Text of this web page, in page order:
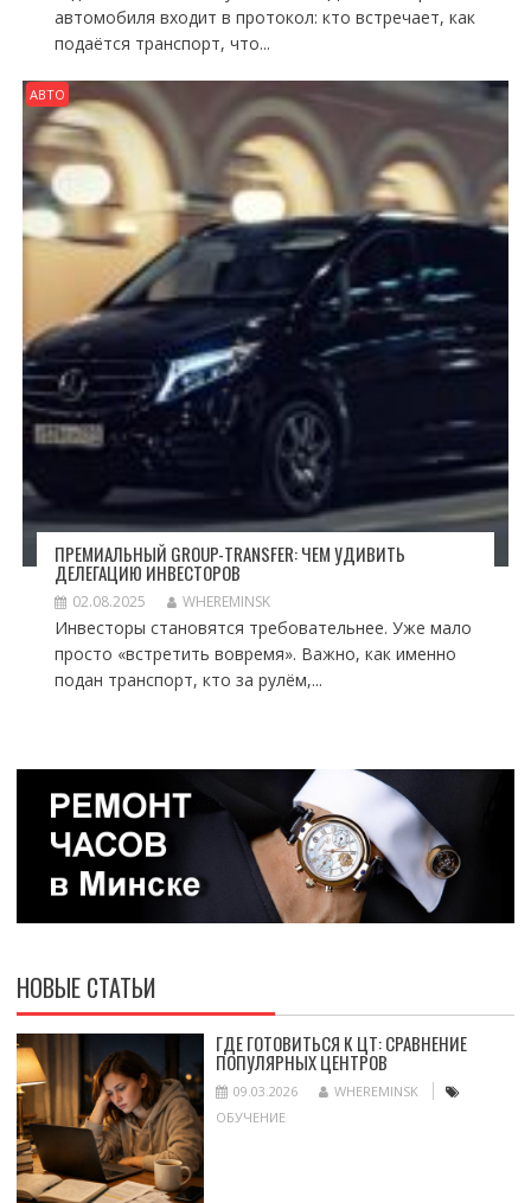
автомобиля входит в протокол: кто встречает, как
подаётся транспорт, что...
АВТО
ПРЕМИАЛЬНЫЙ GROUP-TRANSFER: ЧЕМ УДИВИТЬ
ДЕЛЕГАЦИЮ ИНВЕСТОРОВ
02.08.2025 WHEREMINSK
Инвесторы становятся требовательнее. Уже мало
просто «встретить вовремя». Важно, как именно
подан транспорт, кто за рулём,...
НОВЫЕ СТАТЬИ
ГДЕ ГОТОВИТЬСЯ К ЦТ: СРАВНЕНИЕ
ПОПУЛЯРНЫХ ЦЕНТРОВ
09.03.2026
WHEREMINSK
ОБУЧЕНИЕ